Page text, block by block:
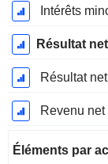
Intérêts
Résultat net
Éléments par